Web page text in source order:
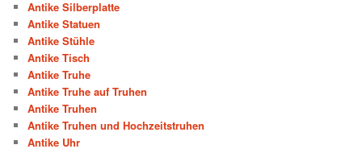
Antike Silberplatte
Antike Statuen
Antike Stühle
Antike Tisch
Antike Truhe
Antike Truhe auf Truhen
Antike Truhen
Antike Truhen und Hochzeitstruhen
Antike Uhr